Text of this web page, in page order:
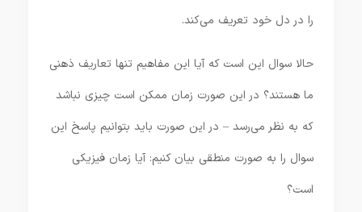
را در دل خود تعریف می‌کند.
حالا سوال این است که آیا این مفاهیم تنها تعاریف ذهنی
ما هستند؟ در این صورت زمان ممکن است چیزی نباشد
که به نظر می‌رسد – در این صورت باید بتوانیم پاسخ این
سوال را به صورت منطقی بیان کنیم: آیا زمان فیزیکی
است؟